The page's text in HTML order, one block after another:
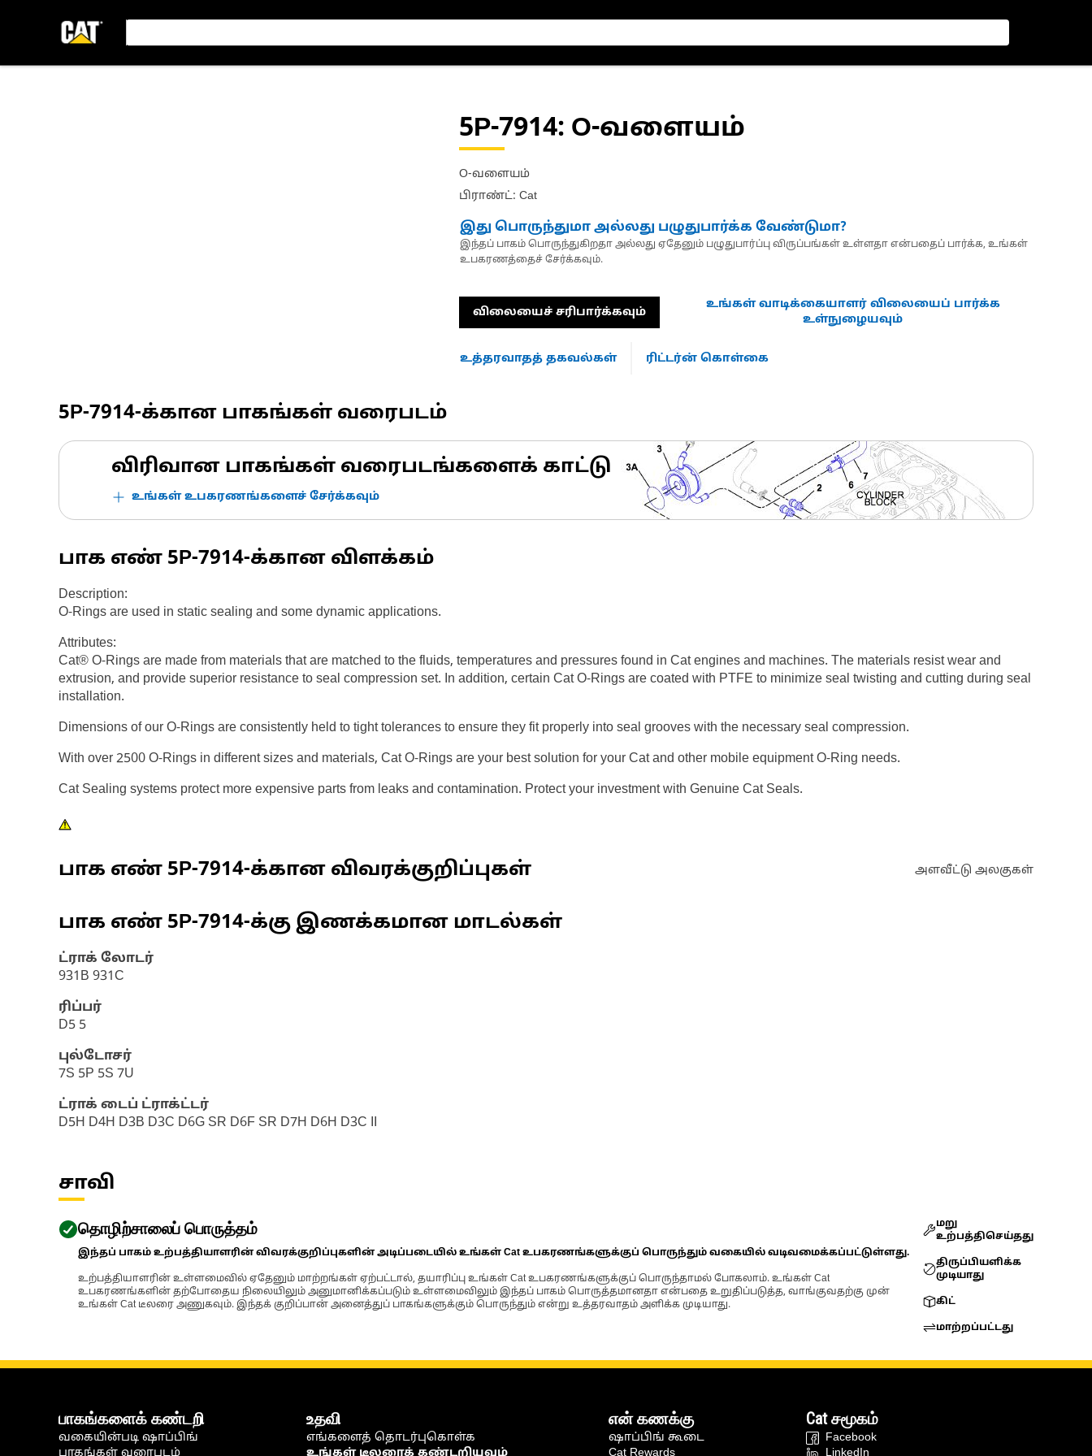
5P-7914: O-வளையம்
O-வளையம்
பிராண்ட்: Cat
இது பொருந்துமா அல்லது பழுதுபார்க்க வேண்டுமா?
இந்தப் பாகம் பொருந்துகிறதா அல்லது ஏதேனும் பழுதுபார்ப்பு விருப்பங்கள் உள்ளதா என்பதைப் பார்க்க, உங்கள்
உபகரணத்தைச் சேர்க்கவும்.
விலையைச் சரிபார்க்கவும்
உங்கள் வாடிக்கையாளர் விலையைப் பார்க்க
உள்நுழையவும்
உத்தரவாதத் தகவல்கள் ரிட்டர்ன் கொள்கை
5P-7914-க்கான பாகங்கள் வரைபடம்
விரிவான பாகங்கள் வரைபடங்களைக் காட்டு
உங்கள் உபகரணங்களைச் சேர்க்கவும்
பாக எண் 5P-7914-க்கான விளக்கம்
Description:
O-Rings are used in static sealing and some dynamic applications.
Attributes:
Cat® O-Rings are made from materials that are matched to the fluids, temperatures and pressures found in Cat engines and machines. The materials resist wear and
extrusion, and provide superior resistance to seal compression set. In addition, certain Cat O-Rings are coated with PTFE to minimize seal twisting and cutting during seal
installation.
Dimensions of our O-Rings are consistently held to tight tolerances to ensure they fit properly into seal grooves with the necessary seal compression.
With over 2500 O-Rings in different sizes and materials, Cat O-Rings are your best solution for your Cat and other mobile equipment O-Ring needs.
Cat Sealing systems protect more expensive parts from leaks and contamination. Protect your investment with Genuine Cat Seals.
பாக எண் 5P-7914-க்கான விவரக்குறிப்புகள் அளவீட்டு அலகுகள்
பாக எண் 5P-7914-க்கு இணக்கமான மாடல்கள்
ட்ராக் லோடர்
931B 931C
ரிப்பர்
D5 5
புல்டோசர்
7S 5P 5S 7U
ட்ராக் டைப் ட்ராக்ட்டர்
D5H D4H D3B D3C D6G SR D6F SR D7H D6H D3C II
சாவி
தொழிற்சாலைப் பொருத்தம்
இந்தப் பாகம் உற்பத்தியாளரின் விவரக்குறிப்புகளின் அடிப்படையில் உங்கள் Cat உபகரணங்களுக்குப் பொருந்தும் வகையில் வடிவமைக்கப்பட்டுள்ளது.
உற்பத்தியாளரின் உள்ளமைவில் ஏதேனும் மாற்றங்கள் ஏற்பட்டால், தயாரிப்பு உங்கள் Cat உபகரணங்களுக்குப் பொருந்தாமல் போகலாம். உங்கள் Cat
உபகரணங்களின் தற்போதைய நிலையிலும் அனுமானிக்கப்படும் உள்ளமைவிலும் இந்தப் பாகம் பொருத்தமானதா என்பதை உறுதிப்படுத்த, வாங்குவதற்கு முன்
உங்கள் Cat டீலரை அணுகவும். இந்தக் குறிப்பான் அனைத்துப் பாகங்களுக்கும் பொருந்தும் என்று உத்தரவாதம் அளிக்க முடியாது.
மறு
உற்பத்திசெய்தது
திருப்பியளிக்க
முடியாது
கிட்
மாற்றப்பட்டது
பாகங்களைக் கண்டறி
வகையின்படி ஷாப்பிங்
பாகங்கள் வரைபடம்
உதவி
எங்களைத் தொடர்புகொள்க
உங்கள் டீலரைக் கண்டறியவும்
என் கணக்கு
ஷாப்பிங் கூடை
Cat Rewards
Cat சமூகம்
Facebook
LinkedIn